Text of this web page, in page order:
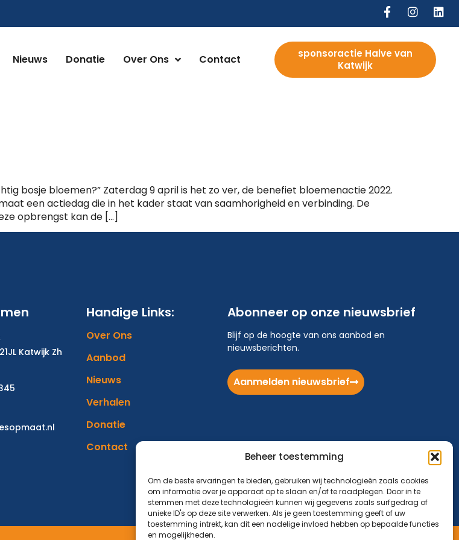
Beheer toestemming
Om de beste ervaringen te bieden, gebruiken wij technologieën zoals cookies
om informatie over je apparaat op te slaan en/of te raadplegen. Door in te
stemmen met deze technologieën kunnen wij gegevens zoals surfgedrag of
unieke ID's op deze site verwerken. Als je geen toestemming geeft of uw
toestemming intrekt, kan dit een nadelige invloed hebben op bepaalde functies
en mogelijkheden.
Nieuws Donatie Over Ons Contact
sponsoractie Halve van
Katwijk
bosje bloemen?” Zaterdag 9 april is het zo ver, de benefiet bloemenactie 2022.
een actiedag die in het kader staat van saamhorigheid en verbinding. De
opbrengst kan de […]
Katwijk Zh
Handige Links:
Over Ons
Aanbod
Nieuws
Verhalen
Donatie
Contact
Abonneer op onze nieuwsbrief
Blijf op de hoogte van ons aanbod en
nieuwsberichten.
Aanmelden nieuwsbrief